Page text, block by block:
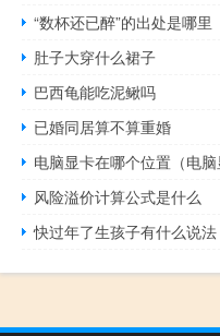
“数杯还已醉”的出处是哪里
肚子大穿什么裙子
巴西龟能吃泥鳅吗
已婚同居算不算重婚
电脑显卡在哪个位置（电脑
风险溢价计算公式是什么
快过年了生孩子有什么说法